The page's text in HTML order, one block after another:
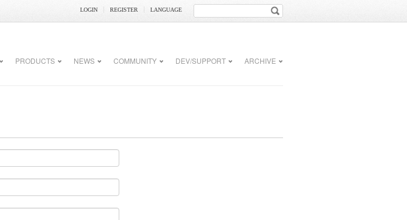
LOGIN REGISTER LANGUAGE
PRODUCTS NEWS COMMUNITY DEV/SUPPORT ARCHIVE